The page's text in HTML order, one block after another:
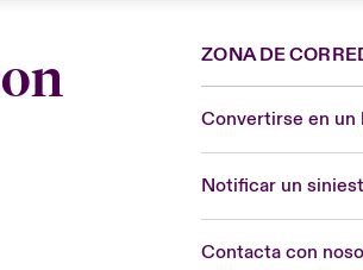
ZONA DE
Convertirse en un
Notificar un
Contacta con